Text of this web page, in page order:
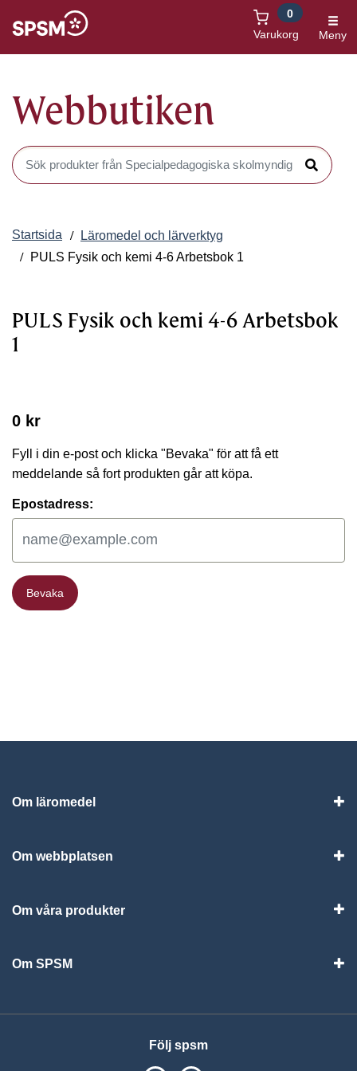
Varukorg
0
Meny
Webbutiken
Sök produkter i Webbutiken
Sök
Startsida
Läromedel och lärverktyg
PULS Fysik och kemi 4-6 Arbetsbok 1
PULS Fysik och kemi 4-6 Arbetsbok
1
0 kr
Fyll i din e-post och klicka "Bevaka" för att få ett
meddelande så fort produkten går att köpa.
Epostadress:
Bevaka
Bevaka
Om läromedel
Om webbplatsen
Om våra produkter
Om SPSM
Följ spsm